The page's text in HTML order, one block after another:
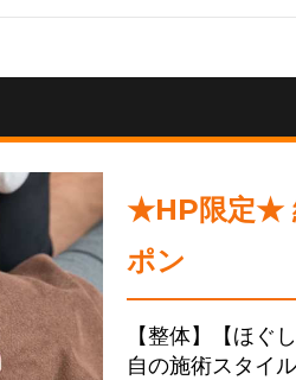
★HP限定★
ポン
【整体】【ほぐ
自の施術スタイ